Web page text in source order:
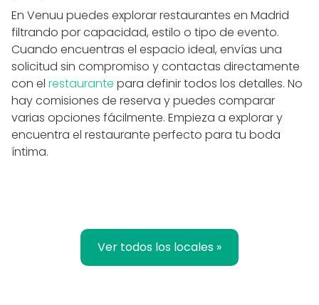
En Venuu puedes explorar restaurantes en Madrid
filtrando por capacidad, estilo o tipo de evento.
Cuando encuentras el espacio ideal, envías una
solicitud sin compromiso y contactas directamente
con el restaurante para definir todos los detalles. No
hay comisiones de reserva y puedes comparar
varias opciones fácilmente. Empieza a explorar y
encuentra el restaurante perfecto para tu boda
íntima.
Ver todos los locales »